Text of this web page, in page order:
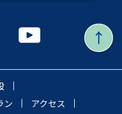
ン
アクセス